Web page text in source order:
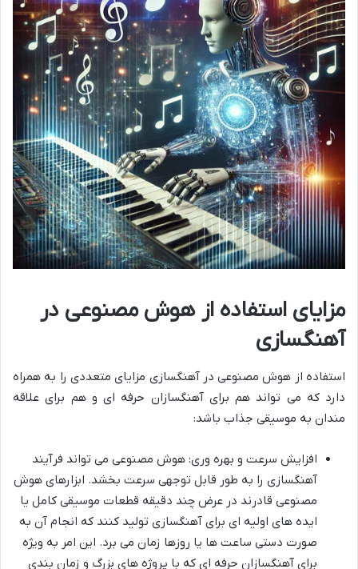
مزایای استفاده از هوش مصنوعی در
آهنگسازی
استفاده از هوش مصنوعی در آهنگسازی مزایای متعددی را به همراه
دارد که می تواند هم برای آهنگسازان حرفه ای و هم برای علاقه
مندان به موسیقی جذاب باشد:
افزایش سرعت و بهره وری: هوش مصنوعی می تواند فرآیند
آهنگسازی را به طور قابل توجهی سرعت بخشد. ابزارهای هوش
مصنوعی قادرند در عرض چند دقیقه قطعات موسیقی کامل یا
ایده های اولیه ای برای آهنگسازی تولید کنند که انجام آن به
صورت دستی ساعت ها یا روزها زمان می برد. این امر به ویژه
برای آهنگسازان حرفه ای که با پروژه های بزرگ و زمان بندی